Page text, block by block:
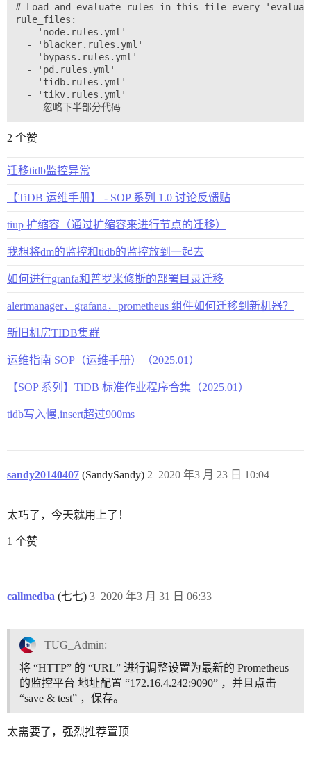
# Load and evaluate rules in this file every
rule_files:
  - 'node.rules.yml'
  - 'blacker.rules.yml'
  - 'bypass.rules.yml'
  - 'pd.rules.yml'
  - 'tidb.rules.yml'
  - 'tikv.rules.yml'
2 个赞
迁移tidb监控异常
【TiDB 运维手册】 - SOP 系列 1.0 讨论反馈贴
tiup 扩缩容（通过扩缩容来进行节点的迁移）
我想将dm的监控和tidb的监控放到一起去
如何进行granfa和普罗米修斯的部署目录迁移
alertmanager，grafana，prometheus 组件如何迁移到新机器？
新旧机房TIDB集群
运维指南 SOP（运维手册）（2025.01）
【SOP 系列】TiDB 标准作业程序合集（2025.01）
tidb写入慢,insert超过900ms
sandy20140407 (SandySandy) 2020 年3 月 23 日 10:04
2
太巧了，今天就用上了！
1 个赞
callmedba (七七) 2020 年3 月 31 日 06:33
3
TUG_Admin:
将 “HTTP” 的 “URL” 进行调整设置为最新的 Prometheus
的监控平台 地址配置 “172.16.4.242:9090” ，并且点击
“save & test” ，保存。
太需要了，强烈推荐置顶